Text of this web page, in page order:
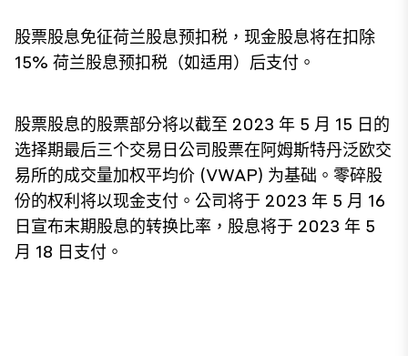
股票股息免征荷兰股息预扣税，现金股息将在扣除
15% 荷兰股息预扣税（如适用）后支付。
股票股息的股票部分将以截至 2023 年 5 月 15 日的
选择期最后三个交易日公司股票在阿姆斯特丹泛欧交
易所的成交量加权平均价 (VWAP) 为基础。零碎股
份的权利将以现金支付。公司将于 2023 年 5 月 16
日宣布末期股息的转换比率，股息将于 2023 年 5
月 18 日支付。